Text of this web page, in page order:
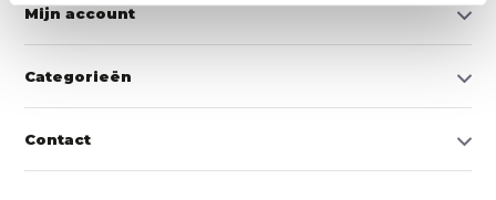
Mijn account
Categorieën
Contact